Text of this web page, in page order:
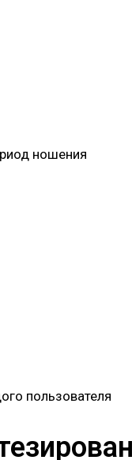
ношения
пользователя